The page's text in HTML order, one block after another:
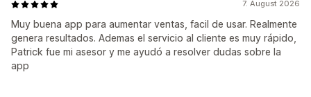
7. August 2026
Muy buena app para aumentar ventas, facil de usar. Realmente
genera resultados. Ademas el servicio al cliente es muy rápido,
Patrick fue mi asesor y me ayudó a resolver dudas sobre la
app